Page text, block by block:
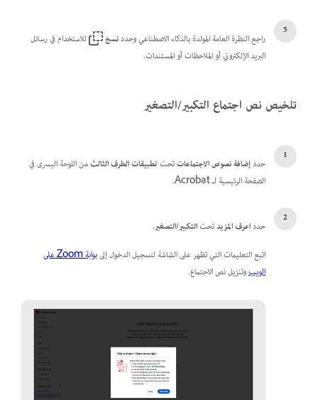
راجع النظرة العامة المولدة بالذكاء الاصطناعي وحددنسخ
للاستخدام في رسائل
البريد الإلكتروني أو الملاحظات أو المستندات.
تلخيص نص اجتماع التكبير/التصغير
حددإضافة نصوص الاجتماعاتتحتتطبيقات الطرف الثالثمن اللوحة اليسرى في
الصفحة الرئيسية لـ Acrobat.
حدداعرف المزيدتحتالتكبير/التصغير.
اتبع التعليمات التي تظهر على الشاشة لتسجيل الدخول إلى
بوابة Zoom على
الويبوتنزيل نص الاجتماع.